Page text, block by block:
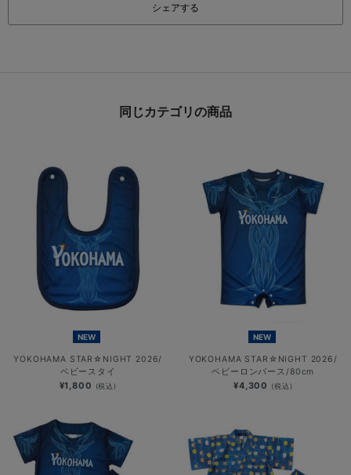
シェアする
同じカテゴリの商品
NEW
YOKOHAMA STAR☆NIGHT 2026/
ベビースタイ
¥1,800 (税込)
NEW
YOKOHAMA STAR☆NIGHT 2026/
ベビーロンパース/80cm
¥4,300 (税込)